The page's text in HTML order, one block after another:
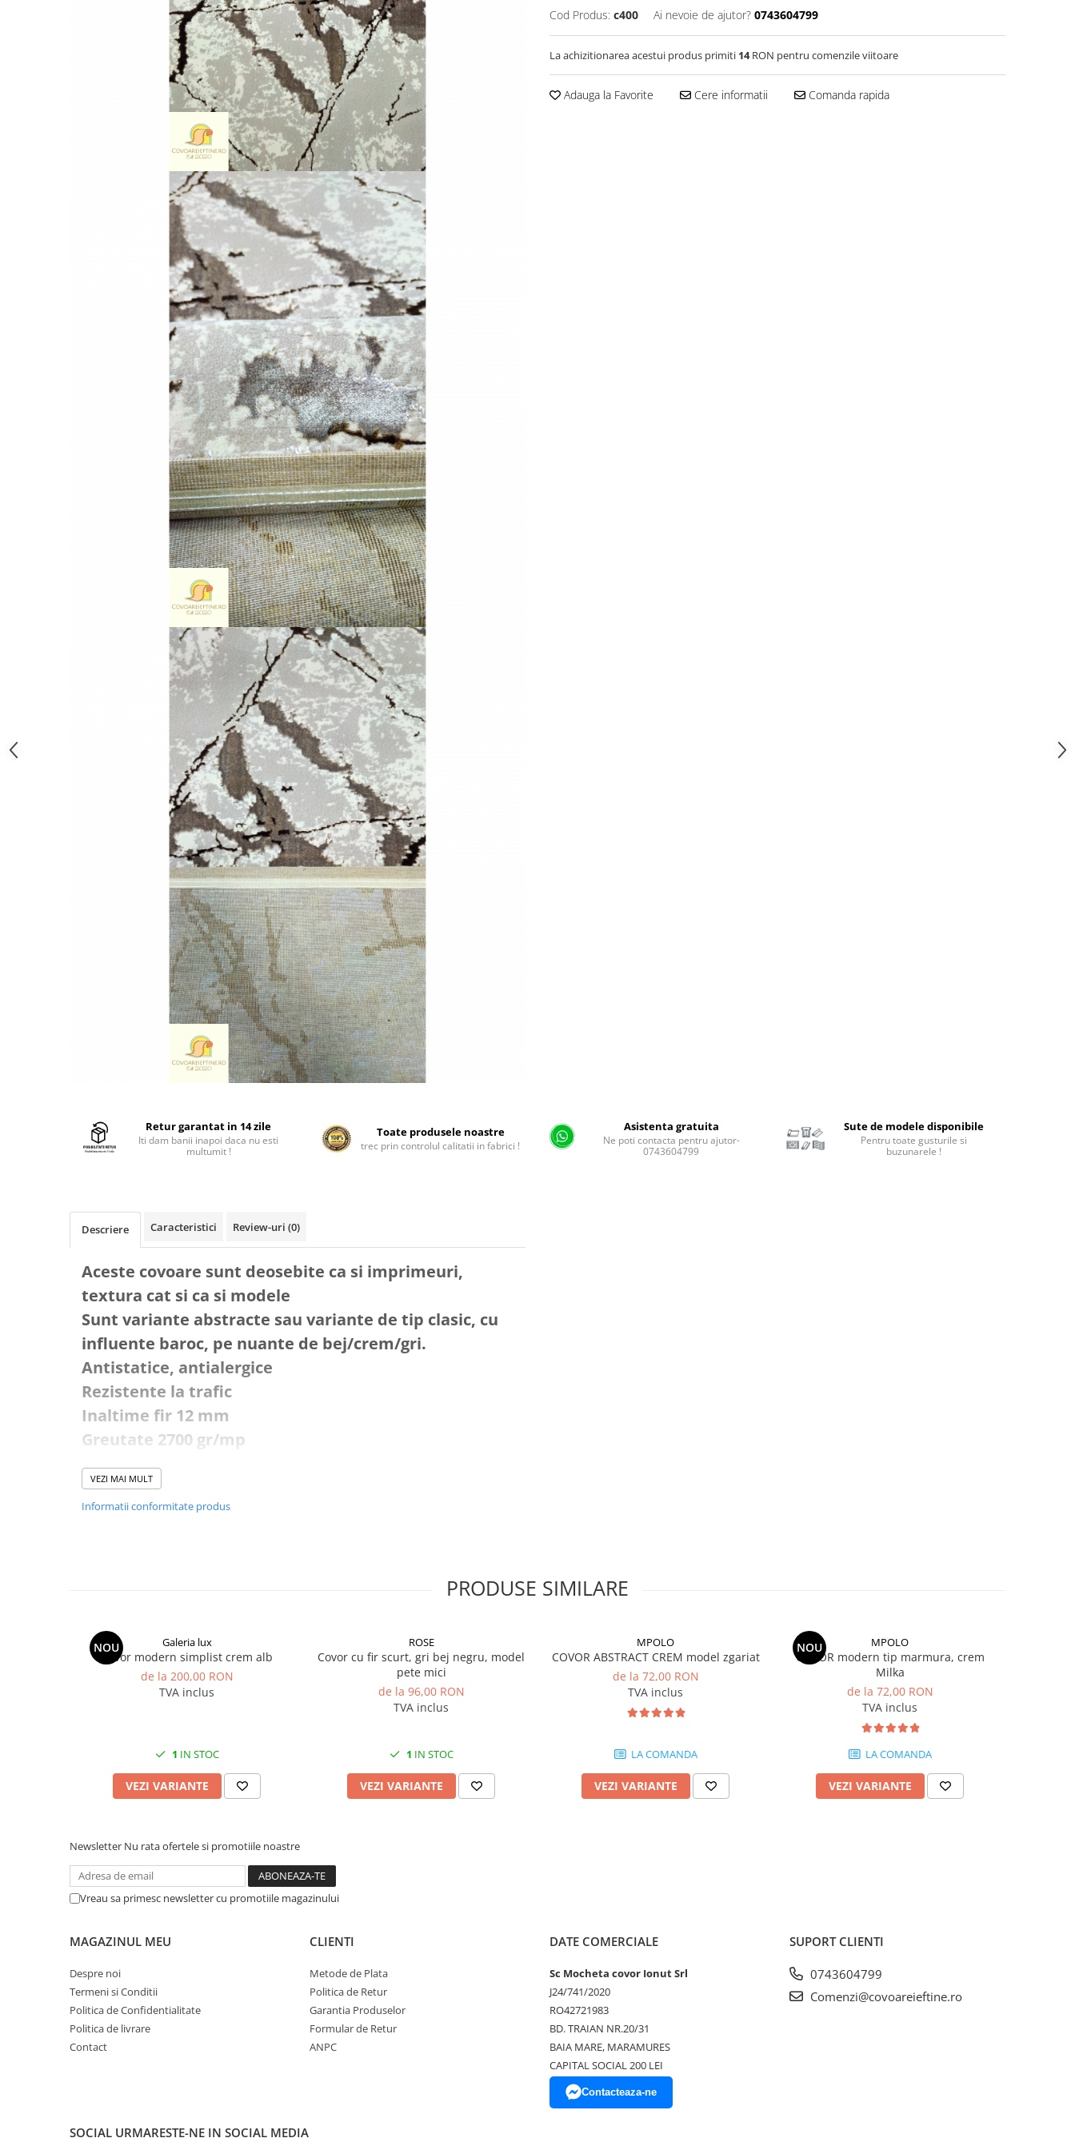
Cod Produs: c400 Ai nevoie de ajutor? 0743604799
La achizitionarea acestui produs primiti 14RON pentru comenzile viitoare
Adauga la Favorite Cere informatii Comanda rapida
Retur garantat in 14 zile
Iti dam banii inapoi daca nu esti
multumit !
Toate produsele noastre
trec prin controlul calitatii in fabrici !
Asistenta gratuita
Ne poti contacta pentru ajutor-
0743604799
Sute de modele disponibile
Pentru toate gusturile si
buzunarele !
Descriere Caracteristici Review-uri (0)
Aceste covoare sunt deosebite ca si imprimeuri,
textura cat si ca si modele
Sunt variante abstracte sau variante de tip clasic, cu
influente baroc, pe nuante de bej/crem/gri.
Antistatice, antialergice
Rezistente la trafic
Inaltime fir 12 mm
Greutate 2700 gr/mp
Tesute mecanic
Calitatea intai
Fabricate in Turcia
VEZI MAI MULT
Informatii conformitate produs
PRODUSE SIMILARE
NOU Galeria lux
Covor modern simplist crem alb
de la 200,00 RON
TVA inclus
1 IN STOC
VEZI VARIANTE
ROSE
Covor cu fir scurt, gri bej negru, model
pete mici
de la 96,00 RON
TVA inclus
1 IN STOC
VEZI VARIANTE
MPOLO
COVOR ABSTRACT CREM model zgariat
de la 72,00 RON
TVA inclus
LA COMANDA
VEZI VARIANTE
NOU MPOLO
COVOR modern tip marmura, crem
Milka
de la 72,00 RON
TVA inclus
LA COMANDA
VEZI VARIANTE
Newsletter Nu rata ofertele si promotiile noastre
Vreau sa primesc newsletter cu promotiile magazinului
MAGAZINUL MEU
Despre noi
Termeni si Conditii
Politica de Confidentialitate
Politica de livrare
Contact
CLIENTI
Metode de Plata
Politica de Retur
Garantia Produselor
Formular de Retur
ANPC
DATE COMERCIALE
Sc Mocheta covor Ionut Srl
J24/741/2020
RO42721983
BD. TRAIAN NR.20/31
BAIA MARE, MARAMURES
CAPITAL SOCIAL 200 LEI
Contacteaza-ne
SUPORT CLIENTI
0743604799
Comenzi@covoareieftine.ro
SOCIAL URMARESTE-NE IN SOCIAL MEDIA